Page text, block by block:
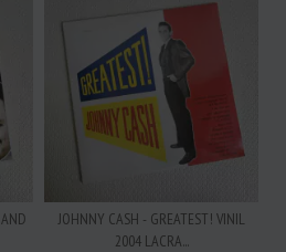
JOHNNY CASH - GREATEST! VINIL
2004 LACRA...